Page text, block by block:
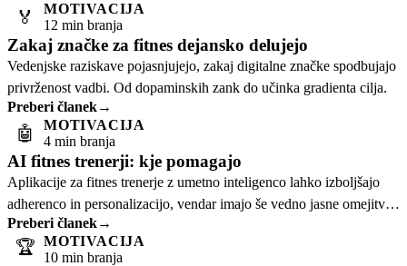
🏅
MOTIVACIJA
12 min branja
Zakaj značke za fitnes dejansko delujejo
Vedenjske raziskave pojasnjujejo, zakaj digitalne značke spodbujajo
privrženost vadbi. Od dopaminskih zank do učinka gradienta cilja.
Preberi članek→
🤖
MOTIVACIJA
4 min branja
AI fitnes trenerji: kje pomagajo
Aplikacije za fitnes trenerje z umetno inteligenco lahko izboljšajo
adherenco in personalizacijo, vendar imajo še vedno jasne omejitve
glede popravljanja.
Preberi članek→
🏆 MOTIVACIJA
10 min branja